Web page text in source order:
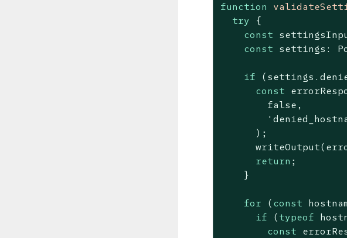
function
try {
const
const settings:
if
const
false ,
      );
return ;
    }
for ( const
if ( typeof
const